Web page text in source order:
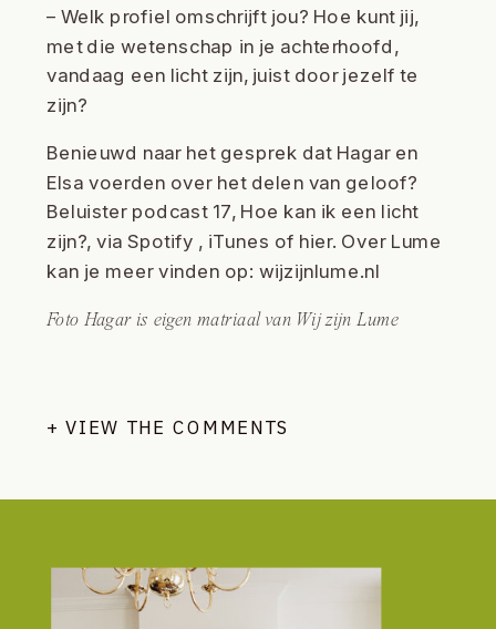
– Welk profiel omschrijft jou? Hoe kunt jij,
met die wetenschap in je achterhoofd,
vandaag een licht zijn, juist door jezelf te
zijn?
Benieuwd naar het gesprek dat Hagar en
Elsa voerden over het delen van geloof?
Beluister podcast 17, Hoe kan ik een licht
zijn?, via Spotify , iTunes of hier. Over Lume
kan je meer vinden op: wijzijnlume.nl
Foto Hagar is eigen matriaal van Wij zijn Lume
+ VIEW THE COMMENTS